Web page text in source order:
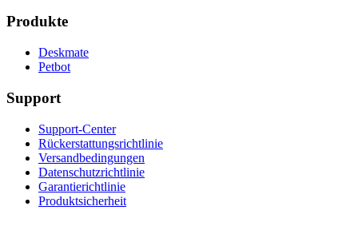
Produkte
Deskmate
Petbot
Support
Support-Center
Rückerstattungsrichtlinie
Versandbedingungen
Datenschutzrichtlinie
Garantierichtlinie
Produktsicherheit